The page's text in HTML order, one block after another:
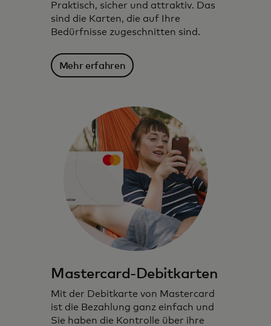
Praktisch, sicher und attraktiv. Das
sind die Karten, die auf Ihre
Bedürfnisse zugeschnitten sind.
Mehr erfahren
Mastercard-Debitkarten
Mit der Debitkarte von Mastercard
ist die Bezahlung ganz einfach und
Sie haben die Kontrolle über ihre